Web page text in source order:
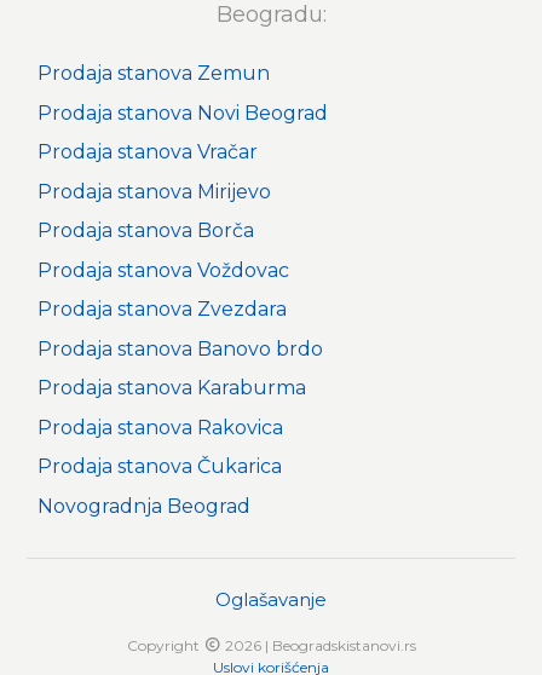
Beogradu:
Prodaja stanova Zemun
Prodaja stanova Novi Beograd
Prodaja stanova Vračar
Prodaja stanova Mirijevo
Prodaja stanova Borča
Prodaja stanova Voždovac
Prodaja stanova Zvezdara
Prodaja stanova Banovo brdo
Prodaja stanova Karaburma
Prodaja stanova Rakovica
Prodaja stanova Čukarica
Novogradnja Beograd
Oglašavanje
Copyright
2026 | Beogradskistanovi.rs
Uslovi korišćenja